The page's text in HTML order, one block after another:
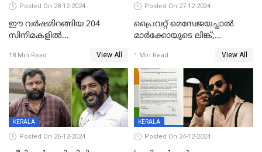
Posted On 28-12-2024
ഈ വർഷമിറങ്ങിയ 204
സിനിമകളിൽ
ചിത്രങ്ങൾ; 2024ൽ സിനിമാ
വ്യവസായത്തിന് നഷ്ടം 700
കോടി; അഭിനേതാക്കൾ
പ്രതിഫലം കുറയ്ക്കണമെന്നും
നിർമാതാക്കളുടെ സംഘടന
18 Min Read View All
Posted On 27-12-2024
പ്രൈവറ്റ് മെസേജയച്ചാല്‍
മാർക്കോയുടെ ലിങ്ക്;
സ്വദേശി അറസ്റ്റില്‍
1 Min Read View All
KERALA
Posted On 26-12-2024
KERALA
Posted On 24-12-2024